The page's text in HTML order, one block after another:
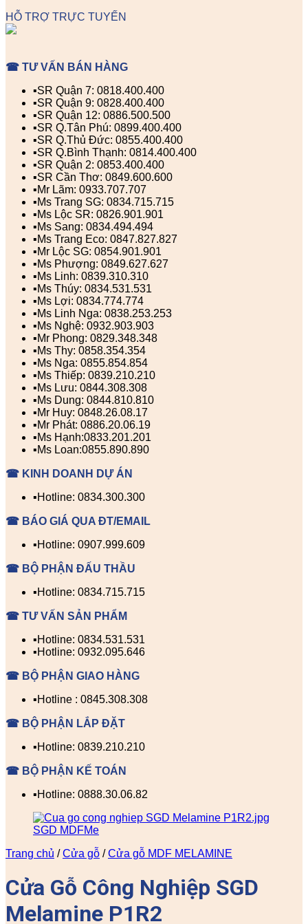
HỖ TRỢ TRỰC TUYẾN
☎ TƯ VẤN BÁN HÀNG
▪️SR Quận 7: 0818.400.400
▪️SR Quận 9: 0828.400.400
▪️SR Quận 12: 0886.500.500
▪️SR Q.Tân Phú: 0899.400.400
▪️SR Q.Thủ Đức: 0855.400.400
▪️SR Q.Bình Thạnh: 0814.400.400
▪️SR Quận 2: 0853.400.400
▪️SR Cần Thơ: 0849.600.600
▪️Mr Lãm: 0933.707.707
▪️Ms Trang SG: 0834.715.715
▪️Ms Lộc SR: 0826.901.901
▪️Ms Sang: 0834.494.494
▪️Ms Trang Eco: 0847.827.827
▪️Mr Lộc SG: 0854.901.901
▪️Ms Phượng: 0849.627.627
▪️Ms Linh: 0839.310.310
▪️Ms Thúy: 0834.531.531
▪️Ms Lợi: 0834.774.774
▪️Ms Linh Nga: 0838.253.253
▪️Ms Nghệ: 0932.903.903
▪️Mr Phong: 0829.348.348
▪️Ms Thy: 0858.354.354
▪️Ms Nga: 0855.854.854
▪️Ms Thiếp: 0839.210.210
▪️Ms Lưu: 0844.308.308
▪️Ms Dung: 0844.810.810
▪️Mr Huy: 0848.26.08.17
▪️Mr Phát: 0886.20.06.19
▪️Ms Hạnh:0833.201.201
▪️Ms Loan:0855.890.890
☎ KINH DOANH DỰ ÁN
▪️Hotline: 0834.300.300
☎ BÁO GIÁ QUA ĐT/EMAIL
▪️Hotline: 0907.999.609
☎ BỘ PHẬN ĐẤU THẦU
▪️Hotline: 0834.715.715
☎ TƯ VẤN SẢN PHẨM
▪️Hotline: 0834.531.531
▪️Hotline: 0932.095.646
☎ BỘ PHẬN GIAO HÀNG
▪️Hotline : 0845.308.308
☎ BỘ PHẬN LẮP ĐẶT
▪️Hotline: 0839.210.210
☎ BỘ PHẬN KẾ TOÁN
▪️Hotline: 0888.30.06.82
Trang chủ / Cửa gỗ / Cửa gỗ MDF MELAMINE
Cửa Gỗ Công Nghiệp SGD
Melamine P1R2